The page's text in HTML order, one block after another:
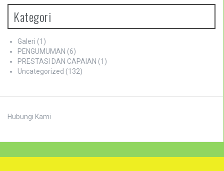
Kategori
Galeri (1)
PENGUMUMAN (6)
PRESTASI DAN CAPAIAN (1)
Uncategorized (132)
Hubungi Kami